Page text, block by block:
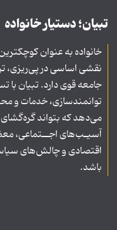
تبیان؛ دستیار خانواده
خانواده به عنوان
نقشی اساسی در پی‌ریزی،
جامعه قوی دارد. تبیان با
توانمندسازی، خدمات و
می‌دهد که بتواند
آسیـب‌های اجــتماعی،
اقتصادی و چالش‌های
باشد.